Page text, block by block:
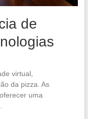
de
virtual,
da pizza. As
uma